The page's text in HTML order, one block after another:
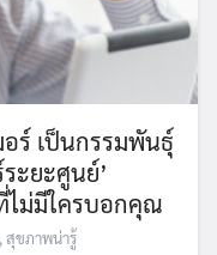
อร์ เป็นกรรมพันธุ์
ะยะศูนย์’
ม่มีใครบอกคุณ
,สุขภาพน่ารู้